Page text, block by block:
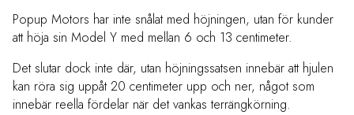
Popup Motors har inte snålat med höjningen, utan för kunder
att höja sin Model Y med mellan 6 och 13 centimeter.
Det slutar dock inte där, utan höjningssatsen innebär att hjulen
kan röra sig uppåt 20 centimeter upp och ner, något som
innebär reella fördelar när det vankas terrängkörning.